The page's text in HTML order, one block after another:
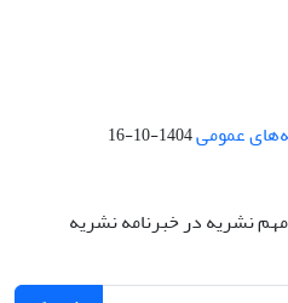
عمومی1404-10-16
نشریه در خبرنامه نشریه